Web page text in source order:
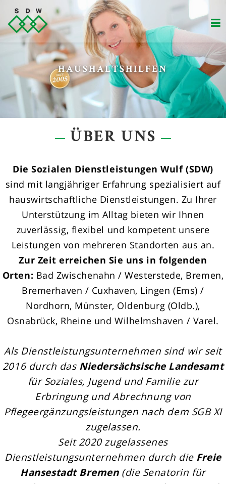
Zum
Inhalt
springen
HAUSHALTSHILFEN
VERSORGUNG VON SENIOREN
ÜBER UNS
Die Sozialen Dienstleistungen Wulf (SDW)
sind mit langjähriger Erfahrung spezialisiert auf
hauswirtschaftliche Dienstleistungen. Zu Ihrer
Unterstützung im Alltag bieten wir Ihnen
zuverlässig, flexibel und kompetent unsere
Leistungen von mehreren Standorten aus an.
Zur Zeit erreichen Sie uns in folgenden
Orten: Bad Zwischenahn / Westerstede, Bremen,
Bremerhaven / Cuxhaven, Lingen (Ems) /
Nordhorn, Münster, Oldenburg (Oldb.),
Osnabrück, Rheine und Wilhelmshaven / Varel.
Als Dienstleistungsunternehmen sind wir seit
2016 durch dasNiedersächsische Landesamt
für Soziales, Jugend und Familie zur
Erbringung und Abrechnung von
Pflegeergänzungsleistungen nach dem SGB XI
zugelassen.
Seit 2020 zugelassenes
Dienstleistungsunternehmen durch die Freie
Hansestadt Bremen(die Senatorin für